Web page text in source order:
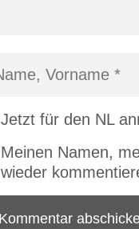
Jetzt für den NL
Meinen Namen,
wieder